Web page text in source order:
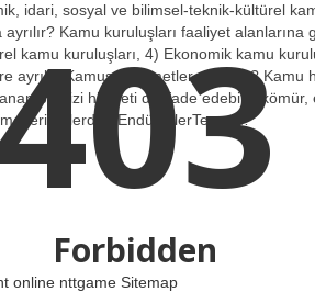
idari, sosyal ve bilimsel-teknik-kültürel
Kamu kuruluşları faaliyet alanlarına
kamu kuruluşları, 4) Ekonomik kamu
ayrılır. Kamusal hizmetler nelerdir? Kamu
bir dizi hizmeti de ifade edebilir: kömür,
nelerdir? EndüstrilerTemel…
online nttgame Sitemap
Forbidden